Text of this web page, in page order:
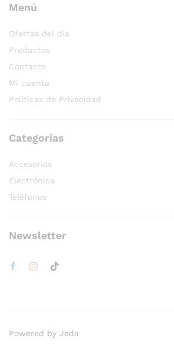
Menú
Ofertas del día
Productos
Contacto
Mi cuenta
Políticas de Privacidad
Categorías
Accesorios
Electrónica
Teléfonos
Newsletter
Powered by Jeda